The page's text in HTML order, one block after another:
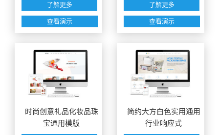
了解更多
查看演示
了解更多
查看演示
时尚创意礼品化妆品珠
宝通用模版
简约大方白色实用通用
行业响应式